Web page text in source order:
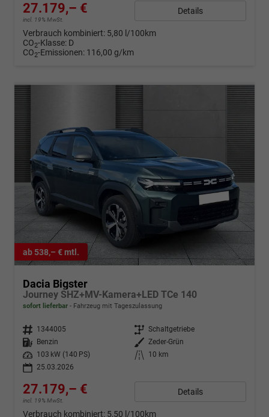
27.179,– €
incl. 19% MwSt.
Details
Verbrauch kombiniert: 5,80 l/100km
CO2-Klasse: D
CO2-Emissionen: 116,00 g/km
ab 538,– € mtl.
Dacia Bigster
Journey SHZ+MV-Kamera+LED TCe 140
sofort lieferbar Fahrzeug mit Tageszulassung
Fahrzeugnr. 1344005 Getriebe Schaltgetriebe
Kraftstoff
Benzin Außenfarbe Zeder-Grün
Leistung
103 kW (140 PS) Kilometerstand
10 km
25.03.2026
27.179,– €
incl. 19% MwSt.
Details
Verbrauch kombiniert: 5,50 l/100km